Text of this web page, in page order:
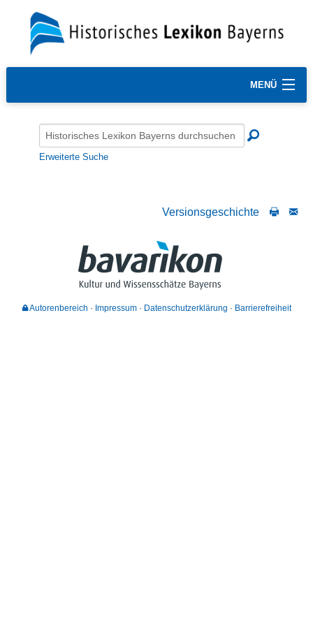
MENÜ
Erweiterte Suche
Versionsgeschichte
Autorenbereich Impressum Datenschutzerklärung Barrierefreiheit